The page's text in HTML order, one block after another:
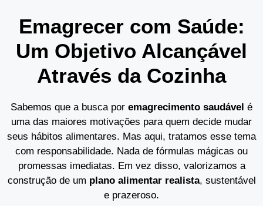
Emagrecer com Saúde:
Um Objetivo Alcançável
Através da Cozinha
Sabemos que a busca por emagrecimento saudável é
uma das maiores motivações para quem decide mudar
seus hábitos alimentares. Mas aqui, tratamos esse tema
com responsabilidade. Nada de fórmulas mágicas ou
promessas imediatas. Em vez disso, valorizamos a
construção de um plano alimentar realista, sustentável
e prazeroso.